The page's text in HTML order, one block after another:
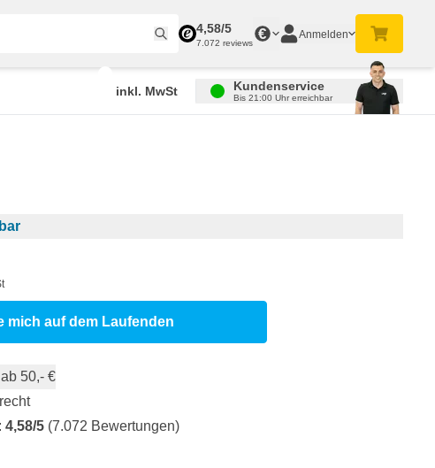
4,58/5
7.072 reviews
€ Anmelden
inkl. MwSt Kundenservice
Bis 21:00 Uhr erreichbar
mich auf dem Laufenden
ab 50,- €
4,58/5 (7.072 Bewertungen)